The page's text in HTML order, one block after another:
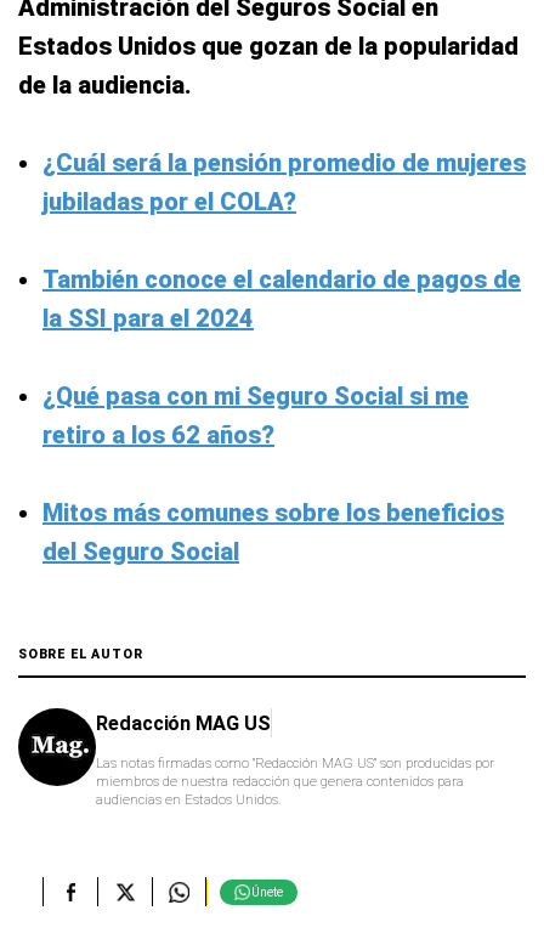
Administración del Seguros Social en
Estados Unidos que gozan de la popularidad
de la audiencia.
¿Cuál será la pensión promedio de mujeres
jubiladas por el COLA?
También conoce el calendario de pagos de
la SSI para el 2024
¿Qué pasa con mi Seguro Social si me
retiro a los 62 años?
Mitos más comunes sobre los beneficios
del Seguro Social
SOBRE EL AUTOR
Redacción MAG US
Las notas firmadas como "Redacción MAG US" son producidas por
miembros de nuestra redacción que genera contenidos para
audiencias en Estados Unidos.
Únete